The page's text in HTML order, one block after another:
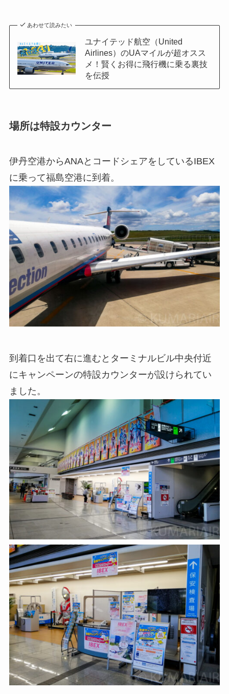
あわせて読みたい
ユナイテッド航空（United
Airlines）のUAマイルが超オスス
メ！賢くお得に飛行機に乗る裏技
を伝授
場所は特設カウンター
伊丹空港からANAとコードシェアをしているIBEX
に乗って福島空港に到着。
到着口を出て右に進むとターミナルビル中央付近
にキャンペーンの特設カウンターが設けられてい
ました。